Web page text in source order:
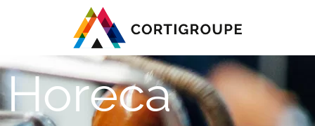
Horeca